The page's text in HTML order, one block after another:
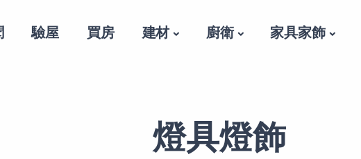
驗屋 買房 建材 廚衛 家具家飾
燈具燈飾